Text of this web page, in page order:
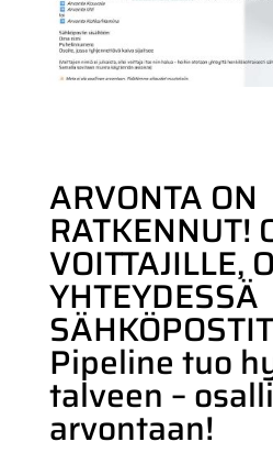
ARVONTA ON
RATKENNUT!
VOITTAJILLE,
YHTEYDESSÄ
Pipeline tuo
talveen –
arvontaan!